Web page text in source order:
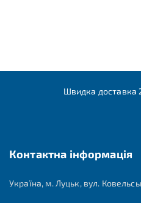
Швидка доставка
Контактна інформація
Україна, м. Луцьк, вул.